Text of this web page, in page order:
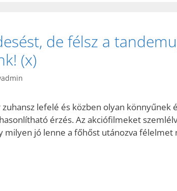
de félsz a
(x)
lefelé és közben olyan könnyűnek
érzés. Az akciófilmeket
milyen jó lenne a főhőst utánozva